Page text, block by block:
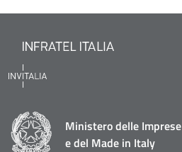
Ministero delle Imprese
e del Made in Italy